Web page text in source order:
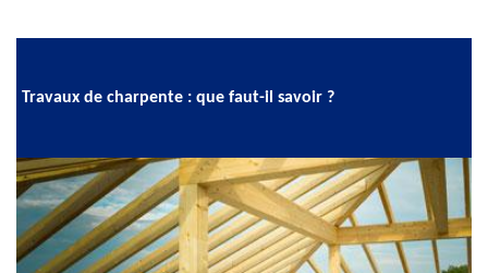
Travaux de charpente : que faut-il savoir ?